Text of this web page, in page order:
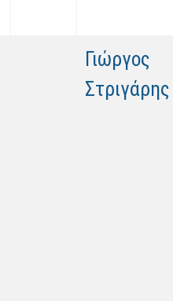
Γιώργος
Στριγάρης